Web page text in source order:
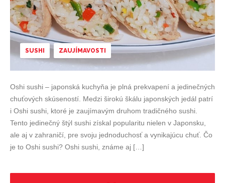
SUSHI ZAUJÍMAVOSTI
Oshi sushi – japonská kuchyňa je plná prekvapení a jedinečných
chuťových skúseností. Medzi širokú škálu japonských jedál patrí
i Oshi sushi, ktoré je zaujímavým druhom tradičného sushi.
Tento jedinečný štýl sushi získal popularitu nielen v Japonsku,
ale aj v zahraničí, pre svoju jednoduchosť a vynikajúcu chuť. Čo
je to Oshi sushi? Oshi sushi, známe aj […]